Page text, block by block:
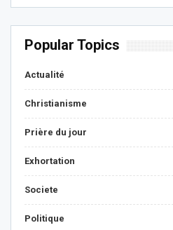
Popular Topics
Actualité
Christianisme
Prière du jour
Exhortation
Societe
Politique